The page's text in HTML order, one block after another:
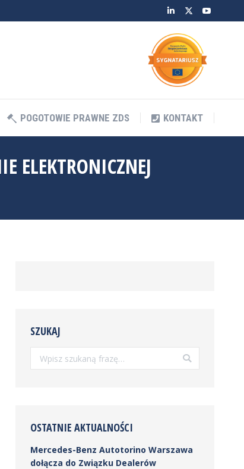
LinkedinTwitterYouTube
POGOTOWIE PRAWNE ZDS KONTAKT
ELEKTRONICZNEJ
SZUKAJ
OSTATNIE AKTUALNOŚCI
Mercedes-Benz Autotorino Warszawa
dołącza do Związku Dealerów
POGOTOWIE PRAWNE ZDS KONTAKT